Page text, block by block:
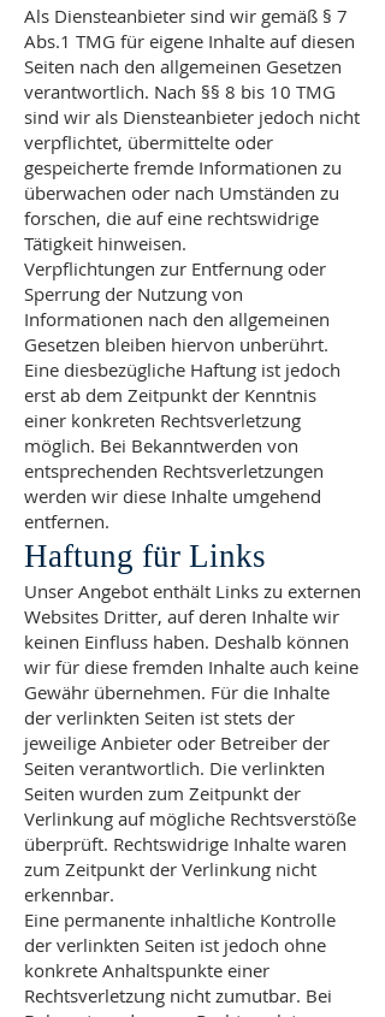
Als Diensteanbieter sind wir gemäß § 7
Abs.1 TMG für eigene Inhalte auf diesen
Seiten nach den allgemeinen Gesetzen
verantwortlich. Nach §§ 8 bis 10 TMG
sind wir als Diensteanbieter jedoch nicht
verpflichtet, übermittelte oder
gespeicherte fremde Informationen zu
überwachen oder nach Umständen zu
forschen, die auf eine rechtswidrige
Tätigkeit hinweisen.
Verpflichtungen zur Entfernung oder
Sperrung der Nutzung von
Informationen nach den allgemeinen
Gesetzen bleiben hiervon unberührt.
Eine diesbezügliche Haftung ist jedoch
erst ab dem Zeitpunkt der Kenntnis
einer konkreten Rechtsverletzung
möglich. Bei Bekanntwerden von
entsprechenden Rechtsverletzungen
werden wir diese Inhalte umgehend
entfernen.
Haftung für Links
Unser Angebot enthält Links zu externen
Websites Dritter, auf deren Inhalte wir
keinen Einfluss haben. Deshalb können
wir für diese fremden Inhalte auch keine
Gewähr übernehmen. Für die Inhalte
der verlinkten Seiten ist stets der
jeweilige Anbieter oder Betreiber der
Seiten verantwortlich. Die verlinkten
Seiten wurden zum Zeitpunkt der
Verlinkung auf mögliche Rechtsverstöße
überprüft. Rechtswidrige Inhalte waren
zum Zeitpunkt der Verlinkung nicht
erkennbar.
Eine permanente inhaltliche Kontrolle
der verlinkten Seiten ist jedoch ohne
konkrete Anhaltspunkte einer
Rechtsverletzung nicht zumutbar. Bei